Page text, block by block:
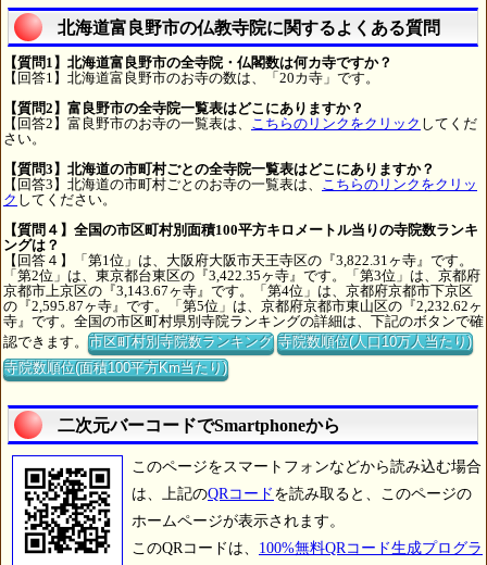
北海道富良野市の仏教寺院に関するよくある質問
【質問1】北海道富良野市の全寺院・仏閣数は何カ寺ですか？
【回答1】北海道富良野市のお寺の数は、「20カ寺」です。
【質問2】富良野市の全寺院一覧表はどこにありますか？
【回答2】富良野市のお寺の一覧表は、
こちらのリンクをクリック してくだ
さい。
【質問3】北海道の市町村ごとの全寺院一覧表はどこにありますか？
【回答3】北海道の市町村ごとのお寺の一覧表は、
こちらのリンクをクリッ
ク してください。
【質問４】全国の市区町村別面積100平方キロメートル当りの寺院数ランキ
ングは？
【回答４】「第1位」は、大阪府大阪市天王寺区の『3,822.31ヶ寺』です。
「第2位」は、東京都台東区の『3,422.35ヶ寺』です。「第3位」は、京都府
京都市上京区の『3,143.67ヶ寺』です。「第4位」は、京都府京都市下京区
の『2,595.87ヶ寺』です。「第5位」は、京都府京都市東山区の『2,232.62ヶ
寺』です。全国の市区町村県別寺院ランキングの詳細は、下記のボタンで確
認できます。市区町村別寺院数ランキング 寺院数順位(人口10万人当たり)
寺院数順位(面積100平方Km当たり)
二次元バーコードでSmartphoneから
このページをスマートフォンなどから読み込む場合
は、上記のQRコード を読み取ると、このページの
ホームページが表示されます。
このQRコードは、 100%無料QRコード生成プログラ